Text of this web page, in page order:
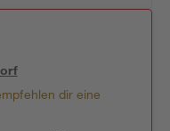
dir eine